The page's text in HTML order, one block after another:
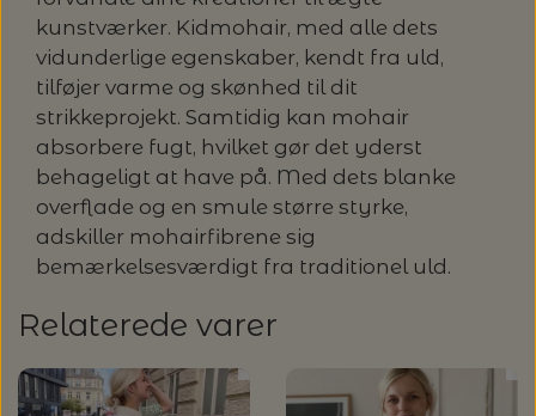
SPAR 40% - GLERUPS STØVLER BØRN (STR.
19 - 23)
PERMIN: SPAR 30% PÅ ALLE
JULEBRODERIER
BALDYRE: UDVALGTE BRODERIER - SPAR
20%
PERMIN
SOMMERGARN
PETITEKNIT
RAUMA
SUSIE HAUMANN
MAGMA
SAKSE
STRIKKE- OG SYNÅLE
SYTRÅD
kunstværker. Kidmohair, med alle dets
vidunderlige egenskaber, kendt fra uld,
tilføjer varme og skønhed til dit
strikkeprojekt. Samtidig kan mohair
absorbere fugt, hvilket gør det yderst
behageligt at have på. Med dets blanke
overflade og en smule større styrke,
adskiller mohairfibrene sig
bemærkelsesværdigt fra traditionel uld.
Relaterede varer